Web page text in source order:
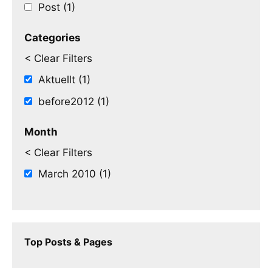
Post (1)
Categories
< Clear Filters
Aktuellt (1)
before2012 (1)
Month
< Clear Filters
March 2010 (1)
Top Posts & Pages